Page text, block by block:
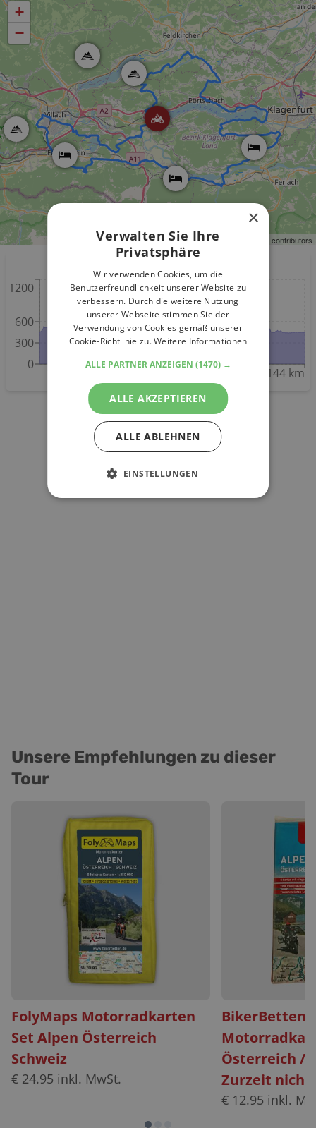
+
−
Leaflet| ©OpenStreetMapcontributors
84 km 144 km
0
300
600
1200
Unsere Empfehlungen zu dieser
Tour
FolyMaps Motorradkarten
Set Alpen Österreich
Schweiz
€ 24.95 inkl. MwSt.
BikerBetten
Österreich /
Zurzeit
€ 12.95 inkl.
×
Verwalten Sie Ihre
Privatsphäre
Wir verwenden Cookies, um die
Benutzerfreundlichkeit unserer Website zu
verbessern. Durch die weitere Nutzung
unserer Webseite stimmen Sie der
Verwendung von Cookies gemäß unserer
Cookie-Richtlinie zu.Weitere Informationen
ALLE PARTNER ANZEIGEN (1470) →
ALLE AKZEPTIEREN
ALLE ABLEHNEN
EINSTELLUNGEN